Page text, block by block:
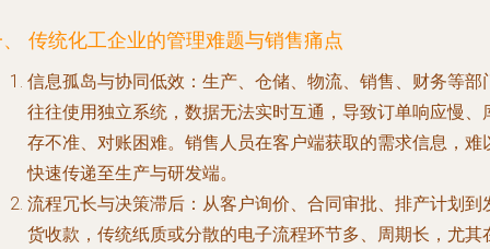
传统化工企业的管理难题与销售痛点
信息孤岛与协同低效 ：生产、仓储、物流、销售、财务等部
往往使用独立系统，数据无法实时互通，导致订单响应慢、
存不准、对账困难。销售人员在客户端获取的需求信息，难
快速传递至生产与研发端。
流程冗长与决策滞后 ：从客户询价、合同审批、排产计划到
货收款，传统纸质或分散的电子流程环节多、周期长，尤其